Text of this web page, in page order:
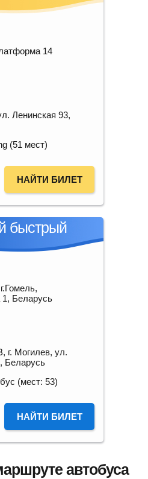
14
Ленинская 93,
(51 мест)
НАЙТИ БИЛЕТ
быстрый
1, Беларусь
Могилев, ул.
Беларусь
(мест: 53)
НАЙТИ БИЛЕТ
автобуса